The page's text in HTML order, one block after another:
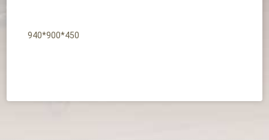
940*900*450